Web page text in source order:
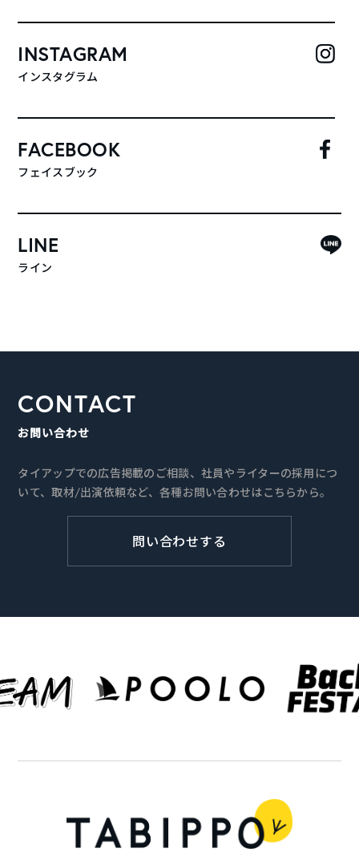
INSTAGRAM
インスタグラム
FACEBOOK
フェイスブック
LINE
ライン
CONTACT
お問い合わせ
タイアップでの広告掲載のご相談、社員やライターの採用につ
いて、取材/出演依頼など、各種お問い合わせはこちらから。
問い合わせする